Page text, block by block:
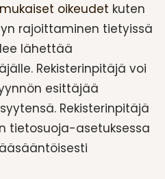
oikeudet kuten
rajoittaminen tietyissä
lähettää
Rekisterinpitäjä voi
esittäjää
Rekisterinpitäjä
tietosuoja-asetuksessa